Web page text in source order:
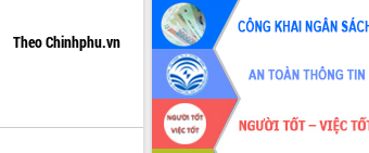
Theo Chinhphu.vn